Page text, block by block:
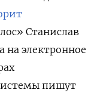
Станислав
на электронное
пишут